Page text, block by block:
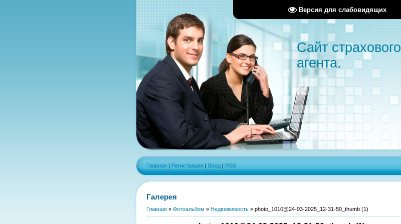
Версия для слабовидящих
Сайт страхового
агента.
Главная | Регистрация | Вход | RSS
Галерея
Главная » Фотоальбом » Недвижимость » photo_1010@24-03-2025_12-31-50_thumb (1)